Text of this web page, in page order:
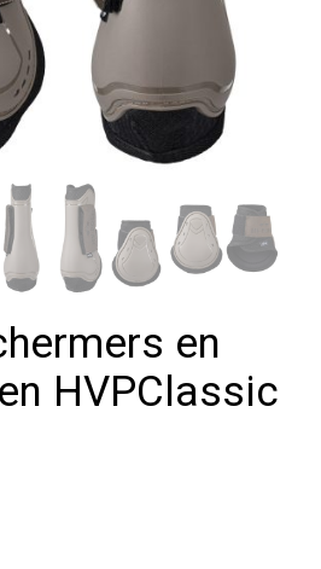
en
HVPClassic